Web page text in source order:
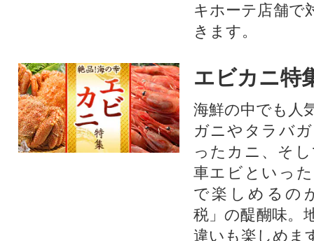
キホーテ店舗で
きます。
エビカニ特
海鮮の中でも人
ガニやタラバ
ったカニ、そ
車エビといっ
で楽しめるの
税」の醍醐味。
違いも楽しめま